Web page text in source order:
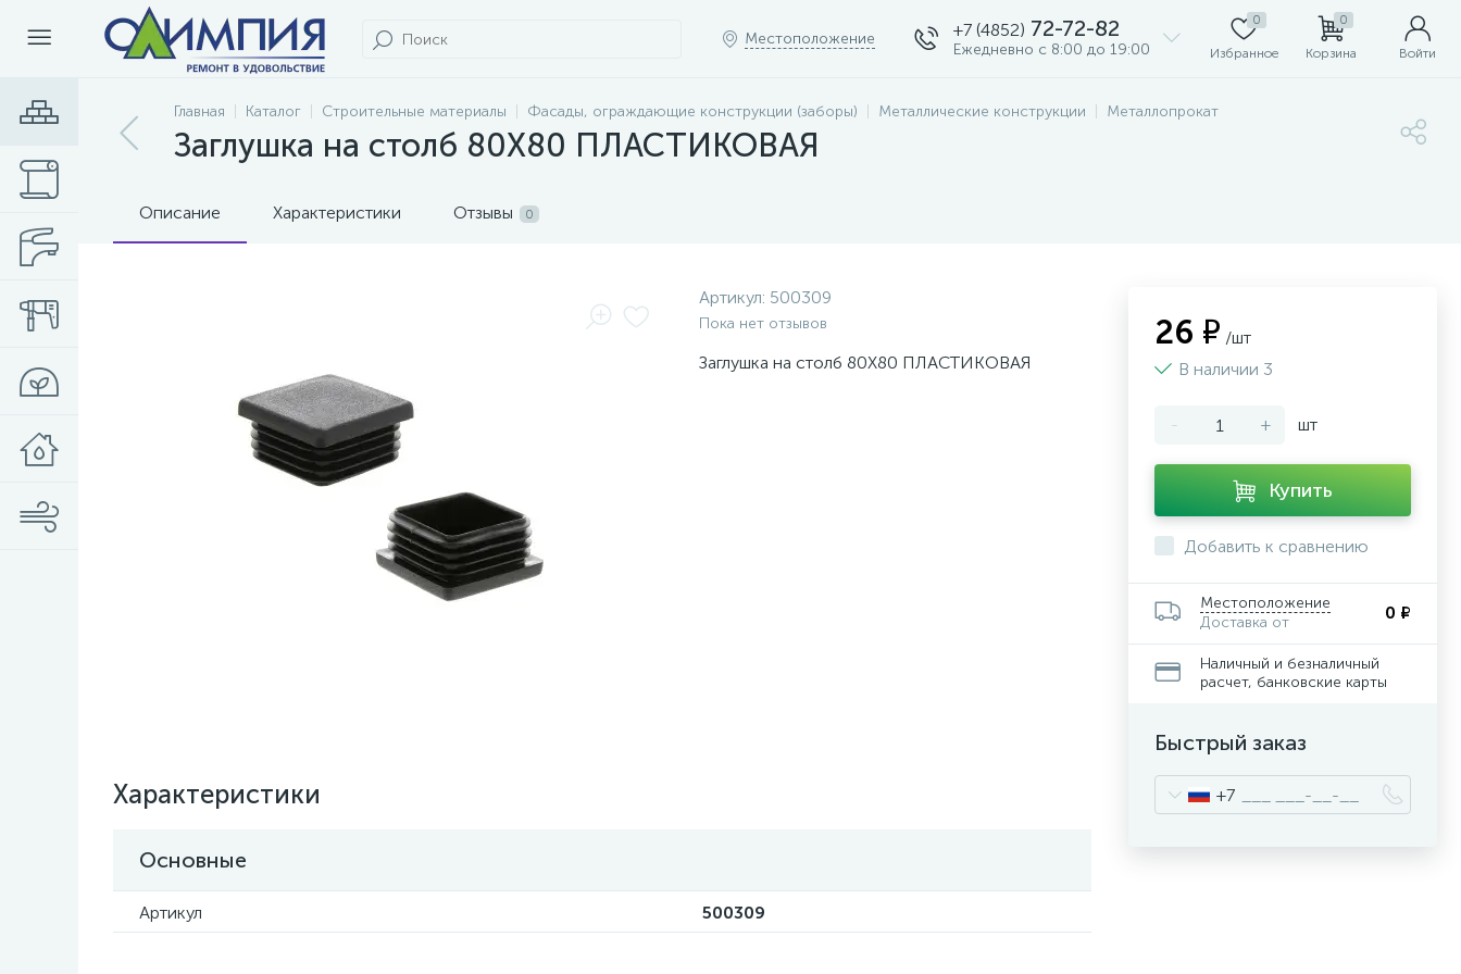
Местоположение +7 (4852) 72-72-82
Ежедневно с 8:00 до 19:00
0
Избранное
0
Корзина Войти
Главная Каталог Строительные материалы Фасады, ограждающие конструкции (заборы) Металлические конструкции Металлопрокат
Заглушка на столб 80Х80 ПЛАСТИКОВАЯ
Описание Характеристики Отзывы 0
Артикул: 500309
Пока нет отзывов
Заглушка на столб 80Х80 ПЛАСТИКОВАЯ
Характеристики
Основные
Артикул 500309
26 ₽ /шт
В наличии 3
- + шт
Купить
Добавить к сравнению
Местоположение
Доставка от
0 ₽
Наличный и безналичный
расчет, банковские карты
Быстрый заказ
+7